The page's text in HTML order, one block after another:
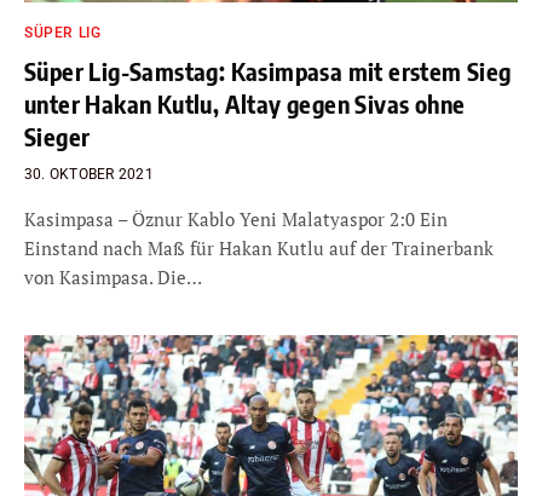
SÜPER LIG
Süper Lig-Samstag: Kasimpasa mit erstem Sieg
unter Hakan Kutlu, Altay gegen Sivas ohne
Sieger
30. OKTOBER 2021
Kasimpasa – Öznur Kablo Yeni Malatyaspor 2:0 Ein
Einstand nach Maß für Hakan Kutlu auf der Trainerbank
von Kasimpasa. Die…